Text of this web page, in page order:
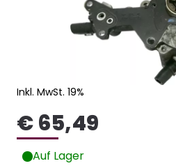
Inkl. MwSt. 19%
€ 65,49
Auf Lager